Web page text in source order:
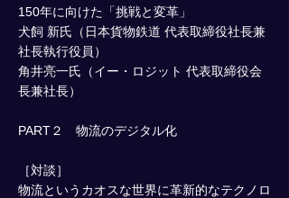
150年に向けた「挑戦と変革」
犬飼 新氏（日本貨物鉄道 代表取締役社長兼
社長執行役員）
角井亮一氏（イー・ロジット 代表取締役会
長兼社長）
PART２ 物流のデジタル化
［対談］
物流というカオスな世界に革新的なテクノロ